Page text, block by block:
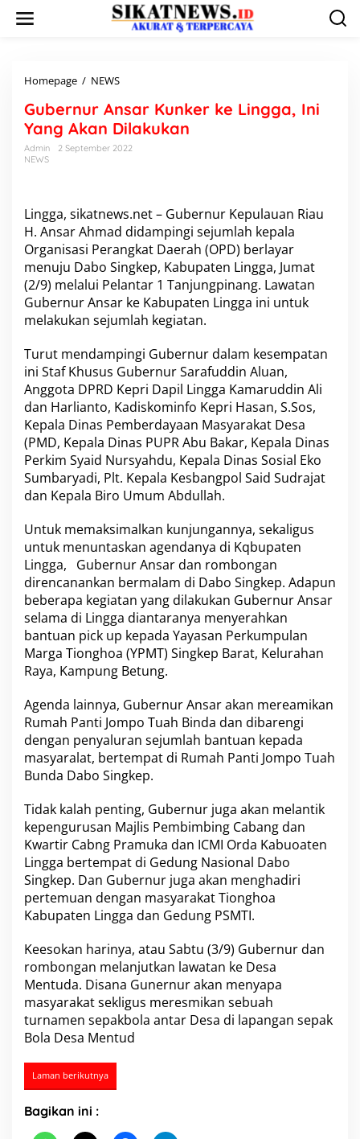
Homepage / NEWS
b
e
r
n
n
s
a
r
K
u
n
e
k
e
L
i
n
g
g
a
I
n
Y
a
g
A
k
a
n
D
i
k
u
k
a
n
Gubernur Ansar Kunker ke Lingga, Ini
Yang Akan Dilakukan
Admin
2 September 2022
NEWS
Lingga, sikatnews.net – Gubernur Kepulauan Riau
H. Ansar Ahmad didampingi sejumlah kepala
Organisasi Perangkat Daerah (OPD) berlayar
menuju Dabo Singkep, Kabupaten Lingga, Jumat
(2/9) melalui Pelantar 1 Tanjungpinang. Lawatan
Gubernur Ansar ke Kabupaten Lingga ini untuk
melakukan sejumlah kegiatan.
Turut mendampingi Gubernur dalam kesempatan
ini Staf Khusus Gubernur Sarafuddin Aluan,
Anggota DPRD Kepri Dapil Lingga Kamaruddin Ali
dan Harlianto, Kadiskominfo Kepri Hasan, S.Sos,
Kepala Dinas Pemberdayaan Masyarakat Desa
(PMD, Kepala Dinas PUPR Abu Bakar, Kepala Dinas
Perkim Syaid Nursyahdu, Kepala Dinas Sosial Eko
Sumbaryadi, Plt. Kepala Kesbangpol Said Sudrajat
dan Kepala Biro Umum Abdullah.
Untuk memaksimalkan kunjungannya, sekaligus
untuk menuntaskan agendanya di Kqbupaten
Lingga, Gubernur Ansar dan rombongan
direncanankan bermalam di Dabo Singkep. Adapun
beberapa kegiatan yang dilakukan Gubernur Ansar
selama di Lingga diantaranya menyerahkan
bantuan pick up kepada Yayasan Perkumpulan
Marga Tionghoa (YPMT) Singkep Barat, Kelurahan
Raya, Kampung Betung.
Agenda lainnya, Gubernur Ansar akan mereamikan
Rumah Panti Jompo Tuah Binda dan dibarengi
dengan penyaluran sejumlah bantuan kepada
masyaralat, bertempat di Rumah Panti Jompo Tuah
Bunda Dabo Singkep.
Tidak kalah penting, Gubernur juga akan melantik
kepengurusan Majlis Pembimbing Cabang dan
Kwartir Cabng Pramuka dan ICMI Orda Kabuoaten
Lingga bertempat di Gedung Nasional Dabo
Singkep. Dan Gubernur juga akan menghadiri
pertemuan dengan masyarakat Tionghoa
Kabupaten Lingga dan Gedung PSMTI.
Keesokan harinya, atau Sabtu (3/9) Gubernur dan
rombongan melanjutkan lawatan ke Desa
Mentuda. Disana Gunernur akan menyapa
masyarakat sekligus meresmikan sebuah
turnamen sepakbola antar Desa di lapangan sepak
Bola Desa Mentud
Laman berikutnya
Bagikan ini :